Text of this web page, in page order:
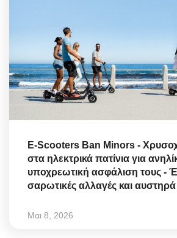
E-Scooters Ban Minors -
στα ηλεκτρικά πατίνια για
υποχρεωτική ασφάλιση τους -
σαρωτικές αλλαγές και αυστηρά
Μαι 8, 2026